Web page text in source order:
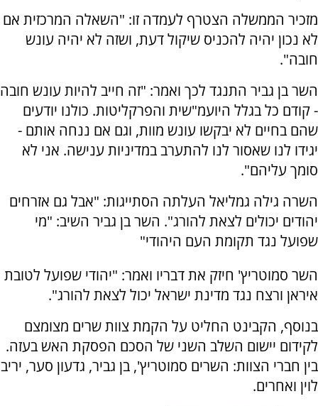
מזכיר הממשלה הצטרף לעמדה זו: "השאלה המרכזית אם
לא נכון יהיה להכניס שיקול דעת, ושזה לא יהיה עונש
חובה".
השר בן גביר התנגד לכך ואמר: "זה חייב להיות עונש חובה
- קודם כל בגלל היועמ"שית והפרקליטות. כולנו יודעים
שהם בחיים לא יבקשו עונש מוות, וגם אם ננחה אותם -
יגידו לנו שאסור לנו להתערב במדיניות ענישה. אני לא
סומך עליהם".
השרה גילה גמליאל העלתה הסתייגות: "אבל גם אזרחים
יהודים יכולים לצאת להורג". השר בן גביר השיב: "מי
שפועל נגד תקומת העם היהודי"
השר סמוטריץ' חיזק את דבריו ואמר: "יהודי שפועל לטובת
איראן ורצח נגד מדינת ישראל יכול לצאת להורג".
בנוסף, הקבינט החליט על הקמת צוות שרים מצומצם
לקידום יישום השלב השני של הסכם הפסקת האש בעזה.
בין חברי הצוות: השרים סמוטריץ', בן גביר, גדעון סער, יריב
לוין ואחרים.